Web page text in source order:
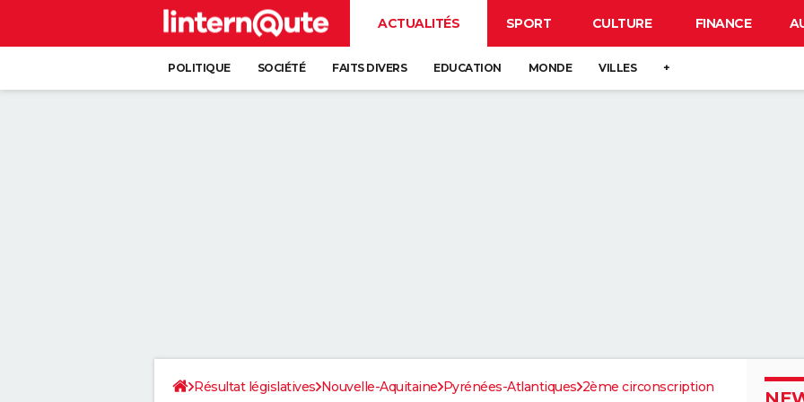
ACTUALITÉS SPORT CULTURE FINANCE
POLITIQUE SOCIÉTÉ FAITS DIVERS EDUCATION MONDE VILLES +
Résultat législatives Nouvelle-Aquitaine Pyrénées-Atlantiques 2ème circonscription